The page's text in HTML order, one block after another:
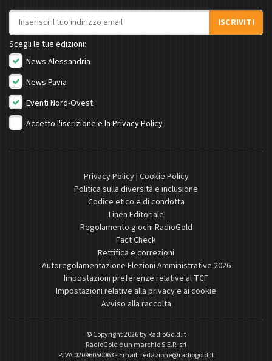
Indirizzo email
ISCRIVITI
Scegli le tue edizioni:
News Alessandria
News Pavia
Eventi Nord-Ovest
Accetto l'iscrizione e la Privacy Policy
Privacy Policy| Cookie Policy
Politica sulla diversità e inclusione
Codice etico e di condotta
Linea Editoriale
Regolamento giochi RadioGold
Fact Check
Rettifica e correzioni
Autoregolamentazione Elezioni Amministrative 2026
Impostazioni preferenze relative al TCF
Impostazioni relative alla privacy e ai cookie
Avviso alla raccolta
© Copyright 2026 byRadioGold.it
RadioGold è un marchio S.E.R. srl
P.IVA 02096050063 - Email: redazione@radiogold.it